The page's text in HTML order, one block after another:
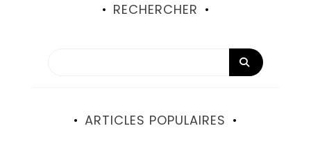
RECHERCHER
ARTICLES POPULAIRES